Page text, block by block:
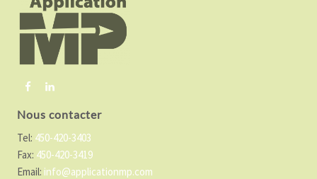
Nous contacter
Tel: 450-420-3403
Fax: 450-420-3419
Email: info@applicationmp.com